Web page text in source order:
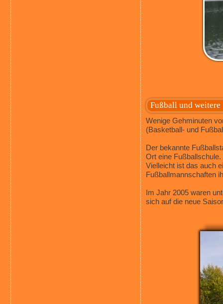
Fußball und
Wenige Gehminuten
(Basketball- und
Der bekannte
Ort eine Fußballschule.
Vielleicht ist das auch
Fußballmannschaften
Im Jahr 2005 waren
sich auf die neue